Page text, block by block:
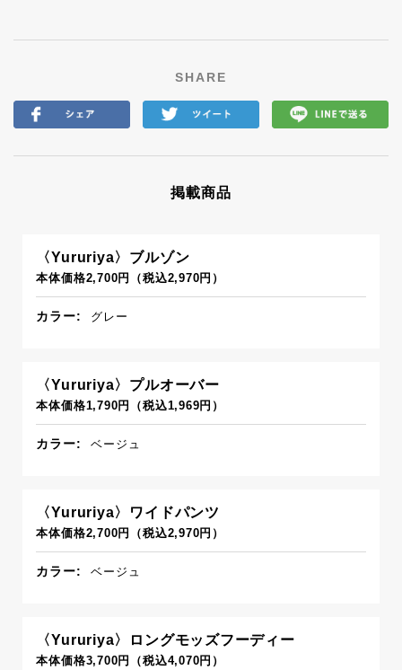
SHARE
掲載商品
〈Yururiya〉ブルゾン
本体価格2,700円（税込2,970円）
カラー: グレー
〈Yururiya〉プルオーバー
本体価格1,790円（税込1,969円）
カラー: ベージュ
〈Yururiya〉ワイドパンツ
本体価格2,700円（税込2,970円）
カラー: ベージュ
〈Yururiya〉ロングモッズフーディー
本体価格3,700円（税込4,070円）